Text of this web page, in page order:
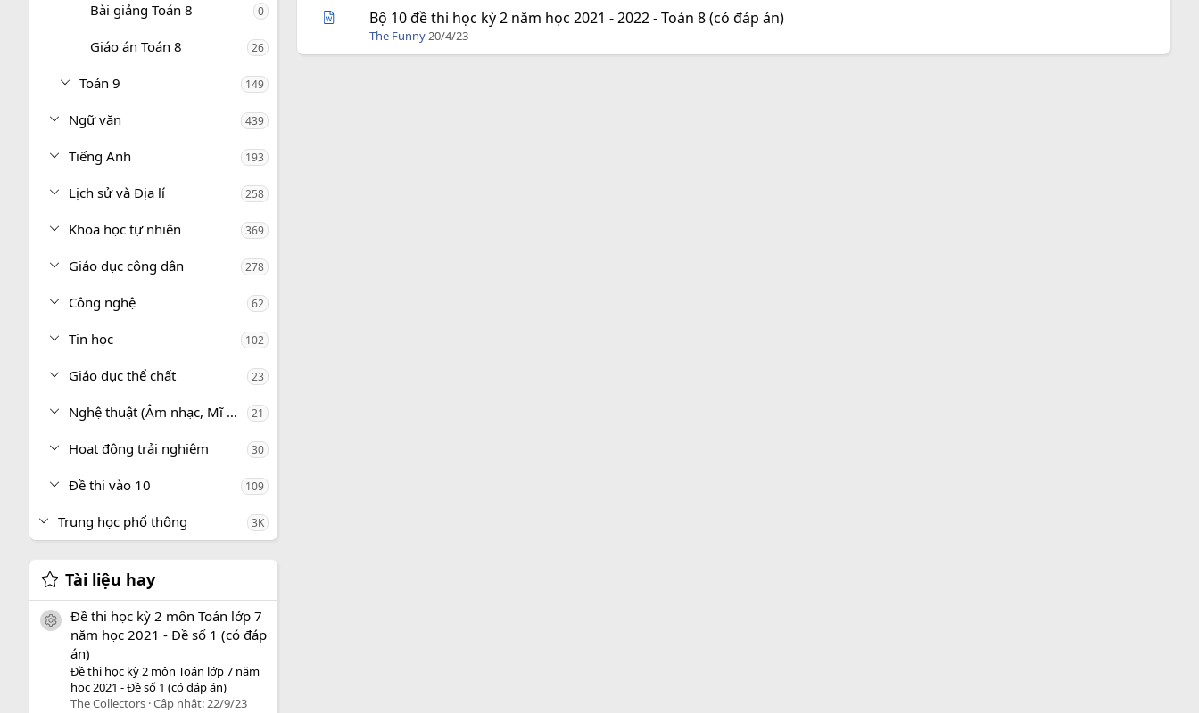
Bài giảng Toán 8 0
Giáo án Toán 8 26
Toán 9 149
Ngữ văn 439
Tiếng Anh 193
Lịch sử và Địa lí 258
Khoa học tự nhiên 369
Giáo dục công dân 278
Công nghệ 62
Tin học 102
Giáo dục thể chất 23
Nghệ thuật (Âm nhạc, Mĩ thuật) 21
Hoạt động trải nghiệm 30
Đề thi vào 10 109
Trung học phổ thông 3K
Tài liệu hay
icon tài liệu
Đề thi học kỳ 2 môn Toán lớp 7
năm học 2021 - Đề số 1 (có đáp
án)
Đề thi học kỳ 2 môn Toán lớp 7 năm
học 2021 - Đề số 1 (có đáp án)
The Collectors Cập nhật:22/9/23
Bộ 10 đề thi học kỳ 2 năm học 2021 - 2022 - Toán 8 (có đáp án)
The Funny20/4/23